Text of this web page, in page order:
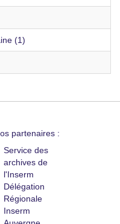
(1)
partenaires :
Service des
archives de
l'Inserm
Délégation
Régionale
Inserm